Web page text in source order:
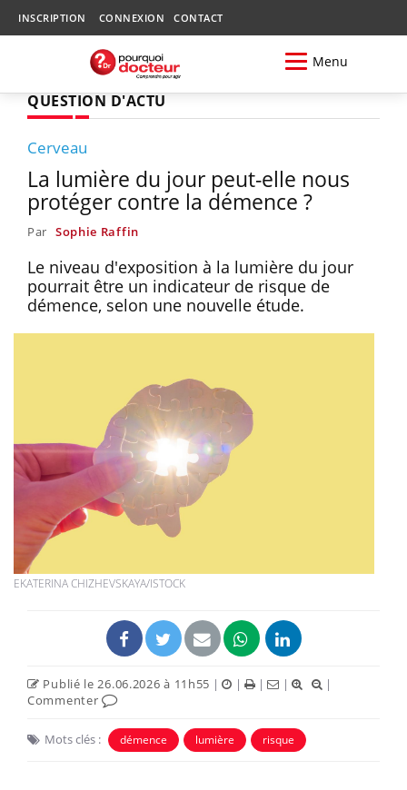
INSCRIPTION CONNEXION CONTACT
Menu
QUESTION D'ACTU
Cerveau
La lumière du jour peut-elle nous
protéger contre la démence ?
Par Sophie Raffin
Le niveau d'exposition à la lumière du jour
pourrait être un indicateur de risque de
démence, selon une nouvelle étude.
EKATERINA CHIZHEVSKAYA/ISTOCK
Publié le 26.06.2026 à 11h55 | | | |
|
Commenter
Mots clés : démence lumière risque